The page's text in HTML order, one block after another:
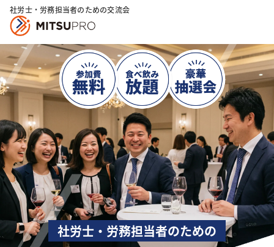
社労士・労務担当者のための交流会
社労士・労務担当者のための